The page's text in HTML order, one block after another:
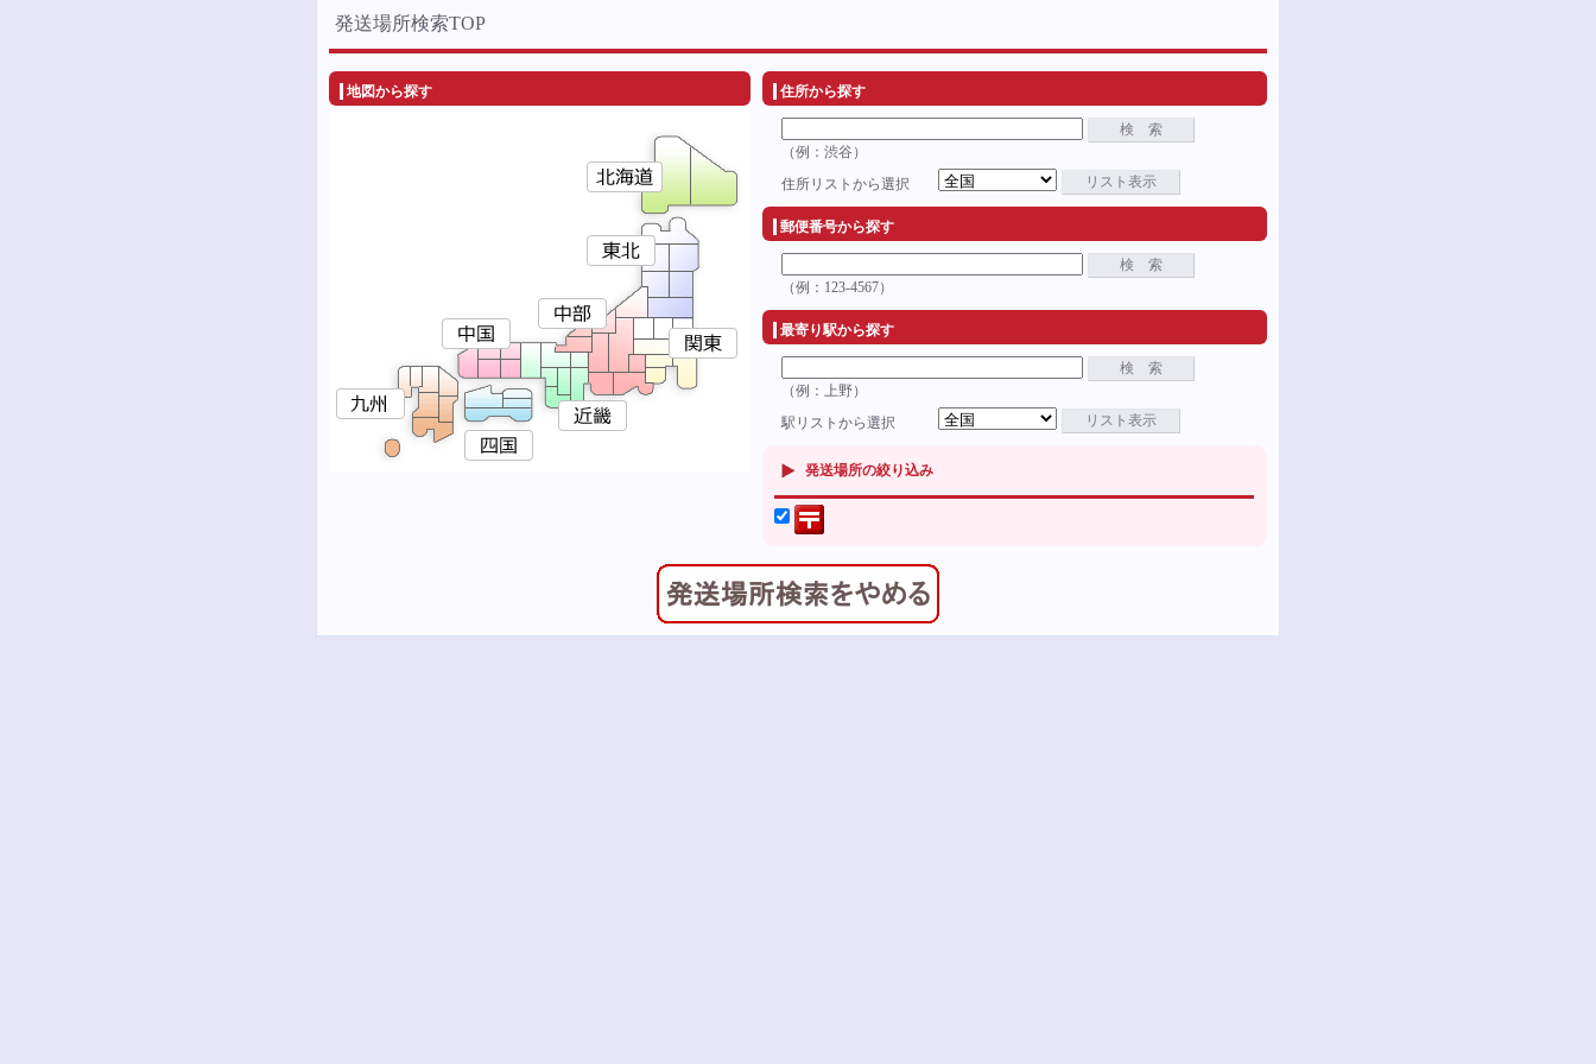
発送場所検索TOP
地図から探す 住所から探す
検 索
（例：渋谷）
住所リストから選択
リスト表示
郵便番号から探す
検 索
（例：123-4567）
最寄り駅から探す
検 索
（例：上野）
駅リストから選択
リスト表示
発送場所の絞り込み